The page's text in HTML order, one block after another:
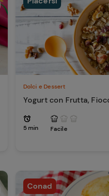
Dolci e Dessert
Yogurt con Frutta,
5 min Facile
Conad